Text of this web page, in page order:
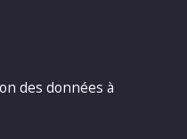
des données à